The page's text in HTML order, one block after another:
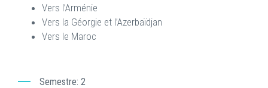
Vers l’Arménie
Vers la Géorgie et l’Azerbaïdjan
Vers le Maroc
Semestre 2